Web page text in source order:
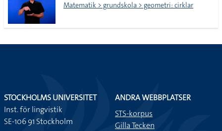
lista
Matematik > grundskola > geometri: cirklar
STOCKHOLMS UNIVERSITET
Inst. för lingvistik
SE-106 91 Stockholm
ANDRA WEBBPLATSER
STS-korpus
Gilla Tecken